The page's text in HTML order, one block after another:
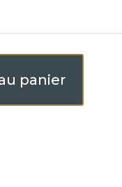
panier